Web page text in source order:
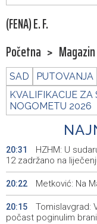
(FENA) E. F.
Početna > Magazin
SAD
PUTOVANJA
KVALIFIKACIJE ZA
NOGOMETU 2026
20:31
HZHM: U
12 zadržano na
20:22 Metković: Na
20:15
Tomislavgrad:
počast poginulim